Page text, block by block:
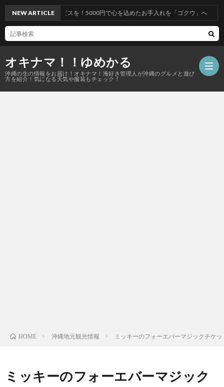
オキナマ！！ゆめかる
沖縄の生の情報をお届け！オキナマ！海好き管理人が沖縄のグルメと遊び
方を紹介！気になる天気や服装もチェック！
NEW ARTICLE
スを！5000円で心を込めたお手入れを「ゴクウ」へ
HOME 沖縄地元観光情報 ミッキーのフォーエバーマジックチケ
ミッキーのフォーエバーマジック